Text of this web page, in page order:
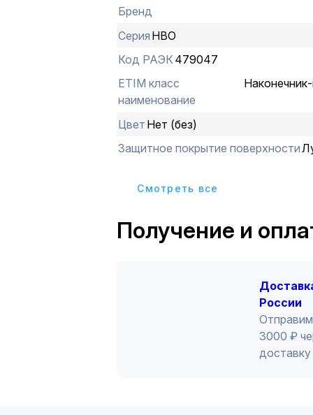
Бренд
Серия НВО
Код РАЭК 479047
ETIM класс
наименование
Цвет Нет (без)
Защитное покрытие поверхности
Cмотреть все
Получение и
России
3000 ₽